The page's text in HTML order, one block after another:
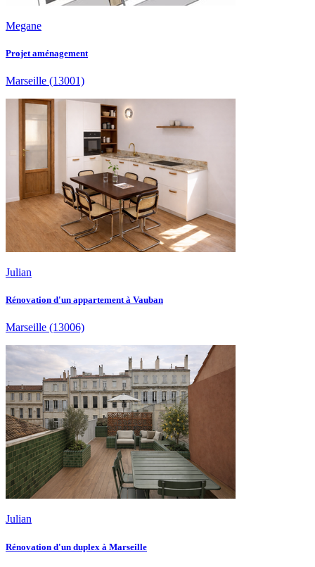
Megane
Projet aménagement
Marseille (13001)
Julian
Rénovation d'un appartement à Vauban
Marseille (13006)
Julian
Rénovation d'un duplex à Marseille